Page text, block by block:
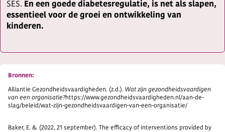
SES. En een goede diabetesregulatie, is net als slapen,
essentieel voor de groei en ontwikkeling van
kinderen.
Bronnen:
Alliantie Gezondheidsvaardigheden. (z.d.). Wat zijn gezondheidsvaardigen
van een organisatie?https://www.gezondheidsvaardigheden.nl/aan-de-
slag/beleid/wat-zijn-gezondheidsvaardigen-van-een-organisatie/
Baker, E. &. (2022, 21 september). The efficacy of interventions provided by